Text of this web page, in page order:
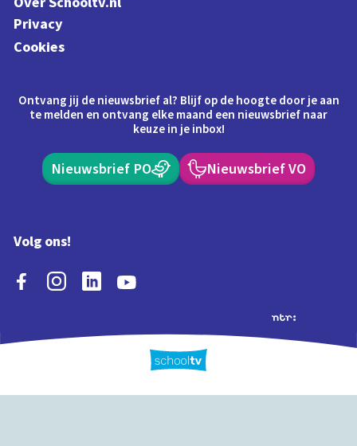
Privacy
Cookies
Ontvang jij de nieuwsbrief al? Blijf op de hoogte door je aan
te melden en ontvang elke maand een nieuwsbrief naar
keuze in je inbox!
Nieuwsbrief PO Nieuwsbrief VO
Volg ons!